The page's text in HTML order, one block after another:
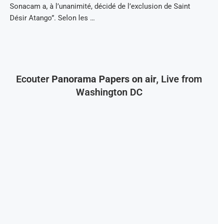
Sonacam a, à l’unanimité, décidé de l’exclusion de Saint
Désir Atango”. Selon les …
Ecouter Panorama Papers on air, Live from
Washington DC